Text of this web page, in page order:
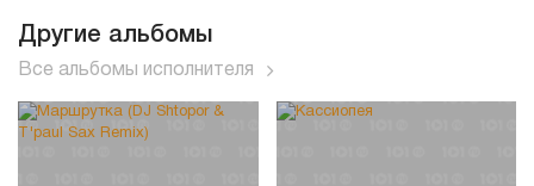
Другие альбомы
Все альбомы исполнителя